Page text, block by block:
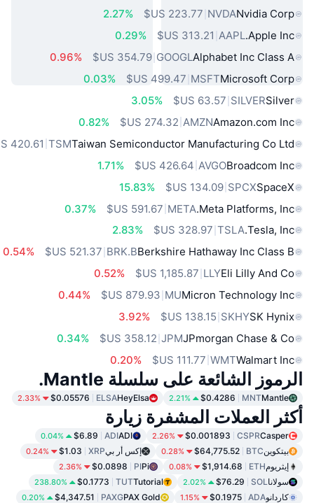
Nvidia Corp
NVDA
2.27%
Apple Inc.
AAPL
0.29%
Alphabet Inc Class A
GOOGL
‏354.79 US$
0.96%
Microsoft Corp
MSFT
0.03%
Silver
SILVER
3.05%
Amazon.com Inc
AMZN
0.82%
Taiwan Semiconductor Manufacturing Co Ltd
TSM
Broadcom Inc
AVGO
1.71%
SpaceX
SPCX
‏134.09 US$
15.83%
Meta Platforms, Inc.
META
0.37%
Tesla, Inc.
TSLA
2.83%
Berkshire Hathaway Inc Class B
BRK.B
0.54%
Eli Lilly And Co
LLY
0.52%
Micron Technology Inc
MU
0.44%
SK Hynix
SKHY
3.92%
JPmorgan Chase & Co
JPM
0.34%
Walmart Inc
WMT
0.20%
الرموز الشائعة على سلسلة Mantle.
Mantle
MNT
$0.4286
2.21%
HeyElsa
ELSA
$0.05576
2.33%
أكثر العملات المشفرة زيارة
Casper
CSPR
$0.001893
2.26%
ADI
ADI
$6.89
0.04%
بيتكوينBTC
$64,775.52
0.28% إكس أر بيXRP
$1.03
0.24%
إيثريومETH
$1,914.68
0.08%
Pi
PI
$0.0898
2.36%
سولانا SOL
$76.29
2.02%
Tutorial
TUT
$0.1773
238.80%
كاردانوADA
$0.1975
1.15%
PAX Gold
PAXG
$4,347.51
0.20%